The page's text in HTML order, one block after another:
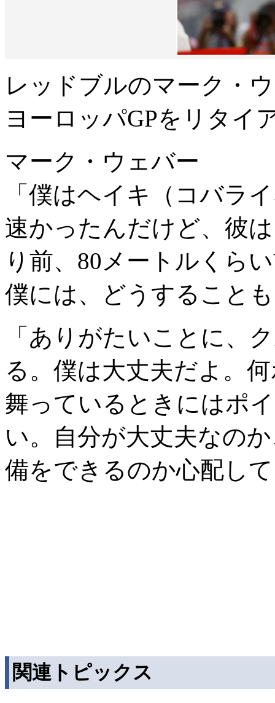
レッドブルのマーク・
ヨーロッパGPをリタイ
マーク・ウェバー
「僕はヘイキ（コバラ
速かったんだけど、彼
り前、80メートルくら
僕には、どうすること
「ありがたいことに、
る。僕は大丈夫だよ。
舞っているときにはポ
い。自分が大丈夫なの
備をできるのか心配し
関連トピックス